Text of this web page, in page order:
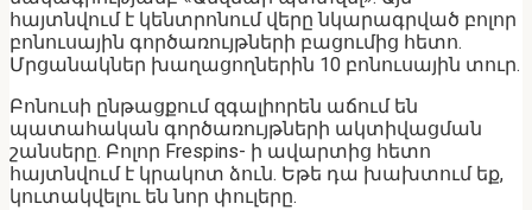
հայտնվում է կենտրոնում վերը նկարագրված բոլոր
բոնուսային գործառույթների բացումից հետո.
Մրցանակներ խաղացողներին 10 բոնուսային տուր.
Բոնուսի ընթացքում զգալիորեն աճում են
պատահական գործառույթների ակտիվացման
շանսերը. Բոլոր Frespins- ի ավարտից հետո
հայտնվում է կրակոտ ձուն. Եթե ​​դա խախտում եք,
կուտակվելու են նոր փուլերը.